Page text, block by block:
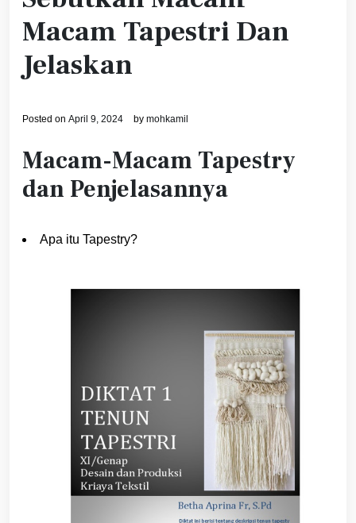
Macam Tapestri Dan
Jelaskan
Posted on April 9, 2024 by mohkamil
Macam-Macam Tapestry
dan Penjelasannya
Apa itu Tapestry?